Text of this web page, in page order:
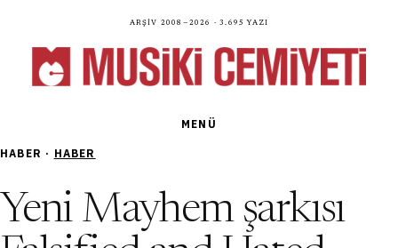
Arşiv 2008—2026 · 3.695 yazı
MENÜ
HABER · HABER
Yeni Mayhem şarkısı